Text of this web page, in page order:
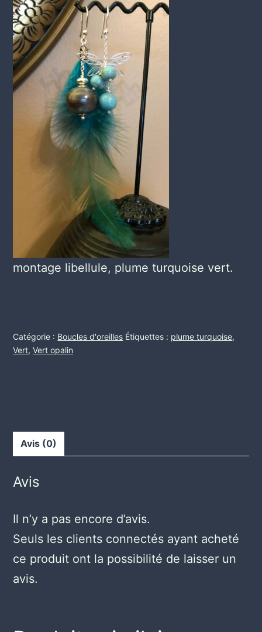
montage libellule, plume turquoise vert.
Catégorie : Boucles d'oreilles Étiquettes : plume turquoise,
Vert,Vert opalin
Avis (0)
Avis
Il n’y a pas encore d’avis.
Seuls les clients connectés ayant acheté
ce produit ont la possibilité de laisser un
avis.